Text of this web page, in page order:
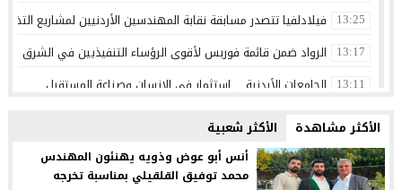
13:25 فيلادلفيا تتصدر مسابقة نقابة المهندسين الأردنيين لمشاريع
13:17 الرواد ضمن قائمة فوربس لأقوى الرؤساء التنفيذيين في الشرق
13:11 الجامعات الأردنية… استثمار في الإنسان وصناعة المستقبل
ذكرى تولي الشيخ زايد بن سلطان ال نهيان مقاليد الحكم في أبو
20:02 الإعلامي أحمد القاسم يشكر الفريق الطبي في مستشفى البشير
23:16 مركز جامعة الزيتونة الأردنية الصحي يعزز خدماته المجانية ويواصل
الأكثر مشاهدة الأكثر شعبية
أنس أبو عوض وذويه يهنئون المهندس
محمد توفيق القلقيلي بمناسبة تخرجه